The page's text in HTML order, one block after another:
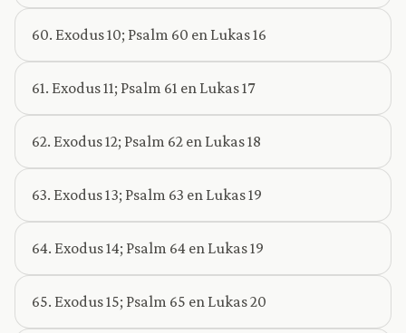
60. Exodus 10; Psalm 60 en Lukas 16
61. Exodus 11; Psalm 61 en Lukas 17
62. Exodus 12; Psalm 62 en Lukas 18
63. Exodus 13; Psalm 63 en Lukas 19
64. Exodus 14; Psalm 64 en Lukas 19
65. Exodus 15; Psalm 65 en Lukas 20